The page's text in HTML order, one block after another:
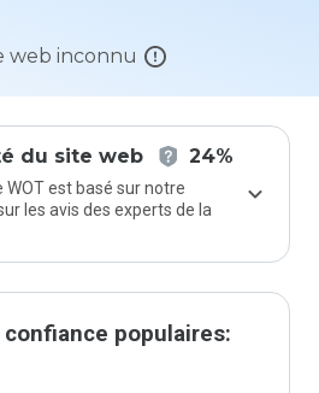
web inconnu
du site web 24%
WOT est basé sur notre
les avis des experts de la
populaires: